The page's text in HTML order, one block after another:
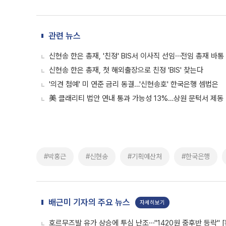
관련 뉴스
신현송 한은 총재, '친정' BIS서 이사직 선임⋯전임 총재 바통
신현송 한은 총재, 첫 해외출장으로 친정 'BIS' 찾는다
'의견 첨예' 미 연준 금리 동결…'신현송호' 한국은행 셈법은
美 클래리티 법안 연내 통과 가능성 13%…상원 문턱서 제동
#박홍근 #신현송 #기획예산처 #한국은행
배근미 기자의 주요 뉴스 자세히보기
호르무즈발 유가 상승에 투심 난조⋯"1420원 중후반 등락" [